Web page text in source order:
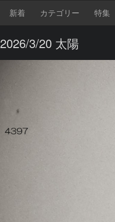
新着 カテゴリー 特集
2026/3/20 太陽